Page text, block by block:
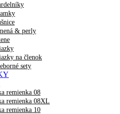
& perly
na členok
sety
remienka 08
remienka 08XL
remienka 10